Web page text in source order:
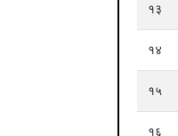
१३
१४
१५
१६